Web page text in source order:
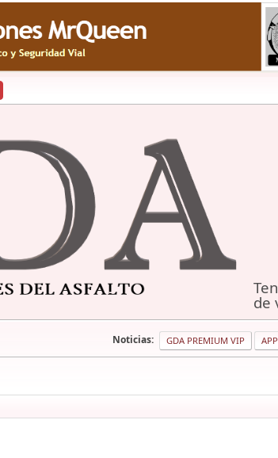
de
Noticias: GDA PREMIUM VIP